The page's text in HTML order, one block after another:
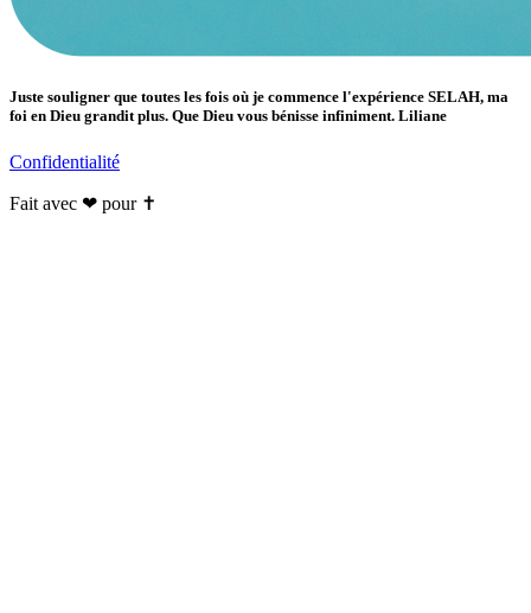
Juste souligner que toutes les fois où je commence l'expérience SELAH, ma
foi en Dieu grandit plus. Que Dieu vous bénisse infiniment. Liliane
Confidentialité
Fait avec ❤ pour ✝️️